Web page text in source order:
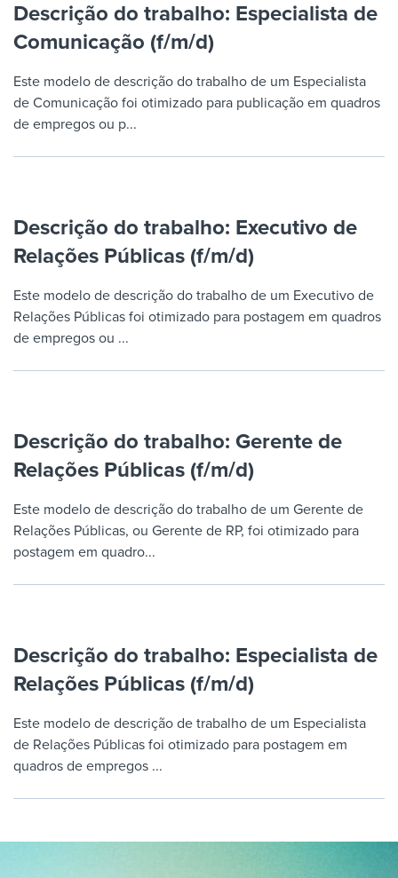
Finding and attracting people
Digitizing work processes
Free ebooks & reports
Workable Academy
Modern working life
Overall career resources
Descrição do trabalho: Especialista de
Comunicação (f/m/d)
Este modelo de descrição do trabalho de um Especialista
de Comunicação foi otimizado para publicação em quadros
de empregos ou p...
Descrição do trabalho: Executivo de
Relações Públicas (f/m/d)
Este modelo de descrição do trabalho de um Executivo de
Relações Públicas foi otimizado para postagem em quadros
de empregos ou ...
Descrição do trabalho: Gerente de
Relações Públicas (f/m/d)
Este modelo de descrição do trabalho de um Gerente de
Relações Públicas, ou Gerente de RP, foi otimizado para
postagem em quadro...
Descrição do trabalho: Especialista de
Relações Públicas (f/m/d)
Este modelo de descrição de trabalho de um Especialista
de Relações Públicas foi otimizado para postagem em
quadros de empregos ...